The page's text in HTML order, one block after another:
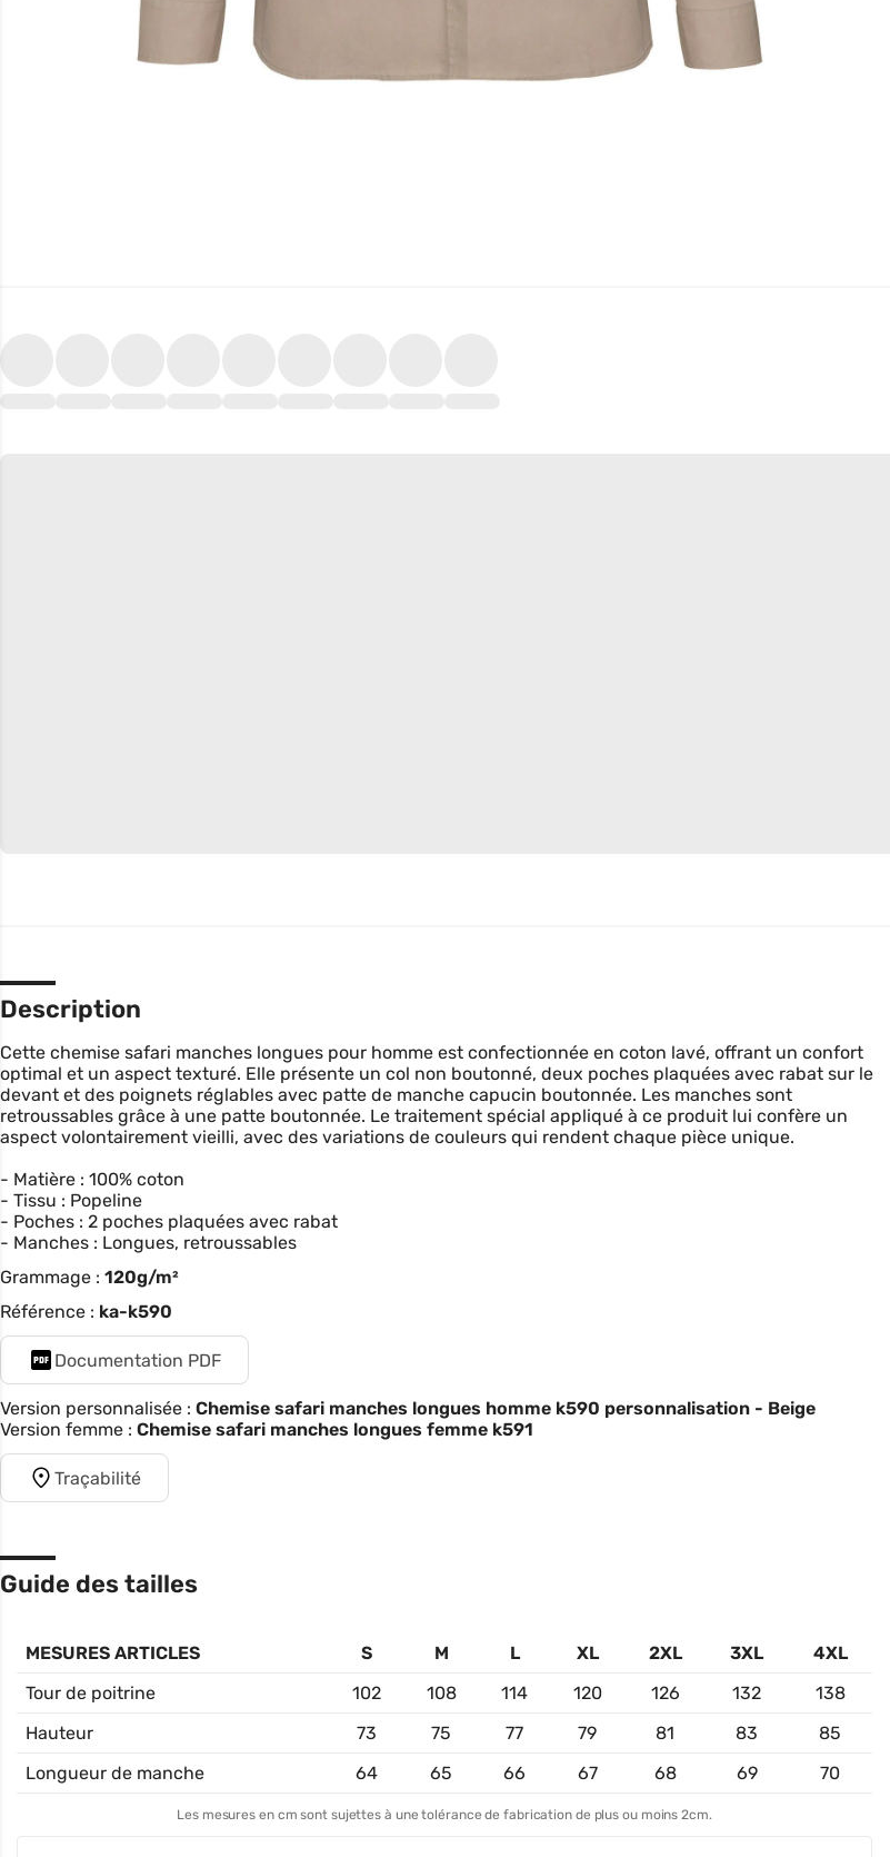
Description
Cette chemise safari manches longues pour homme est confectionnée en coton lavé, offrant un confort
optimal et un aspect texturé. Elle présente un col non boutonné, deux poches plaquées avec rabat sur le
devant et des poignets réglables avec patte de manche capucin boutonnée. Les manches sont
retroussables grâce à une patte boutonnée. Le traitement spécial appliqué à ce produit lui confère un
aspect volontairement vieilli, avec des variations de couleurs qui rendent chaque pièce unique.
- Matière : 100% coton
- Tissu : Popeline
- Poches : 2 poches plaquées avec rabat
- Manches : Longues, retroussables
Grammage : 120g/m²
Référence : ka-k590
Documentation PDF
Version personnalisée : Chemise safari manches longues homme k590 personnalisation - Beige
Version femme : Chemise safari manches longues femme k591
Traçabilité
Guide des tailles
MESURES ARTICLES S M L XL 2XL 3XL
4XL
Tour de poitrine
102 108 114 120 126 132
138
Hauteur
73 75 77 79 81 83
85
Longueur de manche
64 65 66 67 68 69 70
Les mesures en cm sont sujettes à une tolérance de fabrication de plus ou moins 2cm.